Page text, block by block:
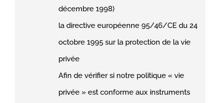
décembre 1998)
la directive européenne 95/46/CE du 24
octobre 1995 sur la protection de la vie
privée
Afin de vérifier si notre politique « vie
privée » est conforme aux instruments